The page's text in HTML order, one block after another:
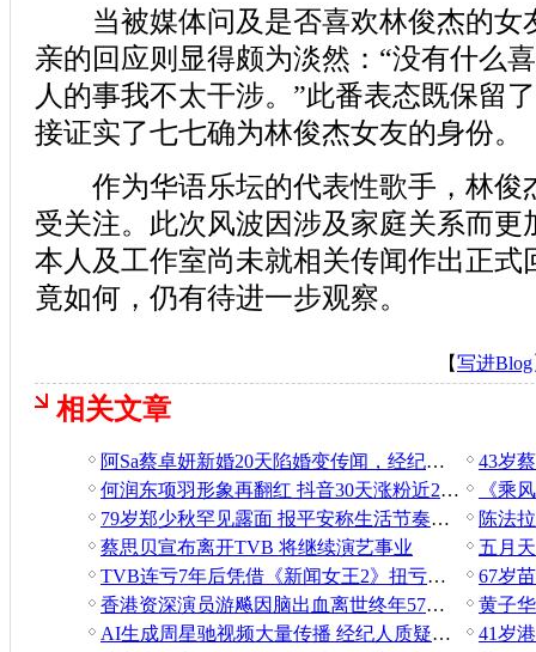
当被媒体问及是否喜欢林俊杰的女
亲的回应则显得颇为淡然：“没有什么
人的事我不太干涉。”此番表态既保留
接证实了七七确为林俊杰女友的身份。
作为华语乐坛的代表性歌手，林俊
受关注。此次风波因涉及家庭关系而更
本人及工作室尚未就相关传闻作出正式
竟如何，仍有待进一步观察。
【写进Blog
相关文章
阿Sa蔡卓妍新婚20天陷婚变传闻，经纪人辟谣：正在度蜜月
何润东项羽形象再翻红 抖音30天涨粉近200万引全网热议
79岁郑少秋罕见露面 报平安称生活节奏放慢
蔡思贝宣布离开TVB 将继续演艺事业
TVB连亏7年后凭借《新闻女王2》扭亏为盈 预计2025年盈利超5000万港元
香港资深演员游飚因脑出血离世终年57岁 曾为TVB“御用烂仔”
AI生成周星驰视频大量传播 经纪人质疑平台监管责任